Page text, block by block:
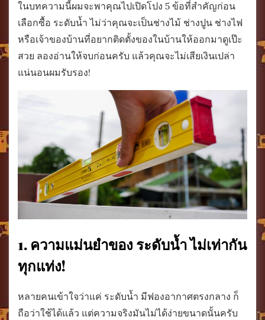
ในบทความนี้ผมจะพาคุณไปเปิดโปง 5 ข้อที่สำคัญก่อน
เลือกซื้อ ระดับน้ำ ไม่ว่าคุณจะเป็นช่างไม้ ช่างปูน ช่างไฟ
หรือเจ้าของบ้านที่อยากติดตั้งของในบ้านให้ออกมาดูเป๊ะ
สวย ลองอ่านให้จบก่อนครับ แล้วคุณจะไม่เสียเงินเปล่า
แน่นอนผมรับรอง!
1. ความแม่นยำของ ระดับน้ำ ไม่เท่ากัน
ทุกแท่ง!
หลายคนเข้าใจว่าแค่ ระดับน้ำ มีฟองอากาศตรงกลาง ก็
ถือว่าใช้ได้แล้ว แต่ความจริงมันไม่ได้ง่ายขนาดนั้นครับ